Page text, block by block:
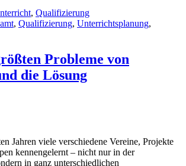
, Qualifizierung
, Qualifizierung, Unterrichtsplanung,
Probleme von
die Lösung
Jahren viele verschiedene Vereine, Projekte
kennengelernt – nicht nur in der
in ganz unterschiedlichen